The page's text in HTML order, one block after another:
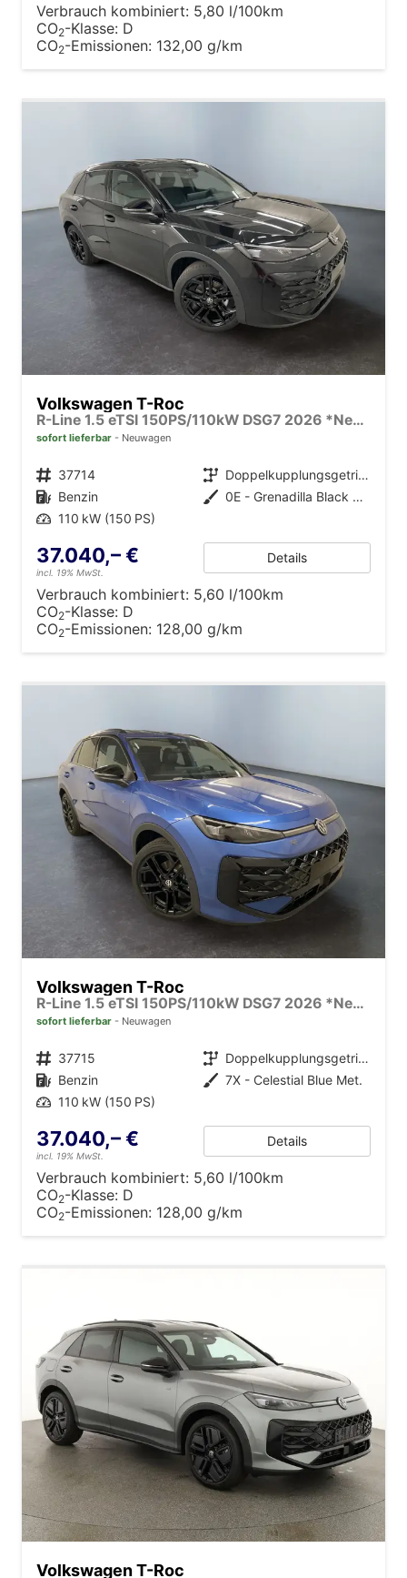
Verbrauch kombiniert: 5,80 l/100km
CO2-Klasse: D
CO2-Emissionen: 132,00 g/km
Volkswagen T-Roc
R-Line 1.5 eTSI 150PS/110kW DSG7 2026 *Neues Modell* | +AHK +BlackStyle +19" ALU +IQ.Licht-Matrix
sofort lieferbar Neuwagen
Fahrzeugnr. 37714 Getriebe
Doppelkupplungsgetriebe (DSG)
Kraftstoff Benzin Außenfarbe
0E - Grenadilla Black Met.
Leistung 110 kW (150 PS)
37.040,– €
incl. 19% MwSt.
Details
Verbrauch kombiniert: 5,60 l/100km
CO2-Klasse: D
CO2-Emissionen: 128,00 g/km
Volkswagen T-Roc
R-Line 1.5 eTSI 150PS/110kW DSG7 2026 *Neues Modell* | +AHK +BlackStyle +19" ALU +IQ.Licht-Matrix
sofort lieferbar Neuwagen
Fahrzeugnr. 37715 Getriebe
Doppelkupplungsgetriebe (DSG)
Kraftstoff Benzin Außenfarbe 7X - Celestial Blue Met.
Leistung 110 kW (150 PS)
37.040,– €
incl. 19% MwSt.
Details
Verbrauch kombiniert: 5,60 l/100km
CO2-Klasse: D
CO2-Emissionen: 128,00 g/km
Volkswagen T-Roc